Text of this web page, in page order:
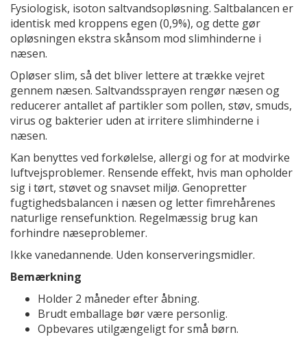
Fysiologisk, isoton saltvandsopløsning. Saltbalancen er
identisk med kroppens egen (0,9%), og dette gør
opløsningen ekstra skånsom mod slimhinderne i
næsen.
Opløser slim, så det bliver lettere at trække vejret
gennem næsen. Saltvandssprayen rengør næsen og
reducerer antallet af partikler som pollen, støv, smuds,
virus og bakterier uden at irritere slimhinderne i
næsen.
Kan benyttes ved forkølelse, allergi og for at modvirke
luftvejsproblemer. Rensende effekt, hvis man opholder
sig i tørt, støvet og snavset miljø. Genopretter
fugtighedsbalancen i næsen og letter fimrehårenes
naturlige rensefunktion. Regelmæssig brug kan
forhindre næseproblemer.
Ikke vanedannende. Uden konserveringsmidler.
Bemærkning
Holder 2 måneder efter åbning.
Brudt emballage bør være personlig.
Opbevares utilgængeligt for små børn.